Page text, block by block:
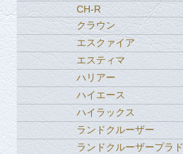
CH-R
クラウン
エスクァイア
エスティマ
ハリアー
ハイエース
ハイラックス
ランドクルーザー
ランドクルーザープラド